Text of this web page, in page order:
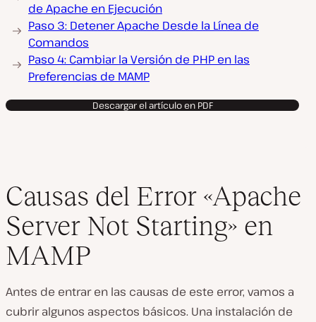
de Apache en Ejecución
Paso 3: Detener Apache Desde la Línea de
Comandos
Paso 4: Cambiar la Versión de PHP en las
Preferencias de MAMP
Descargar el artículo en PDF
Causas del Error «Apache
Server Not Starting» en
MAMP
Antes de entrar en las causas de este error, vamos a
cubrir algunos aspectos básicos. Una instalación de